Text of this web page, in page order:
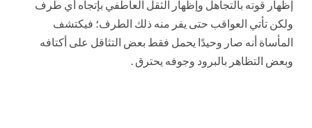
إظهار قوته بالتجاهل وإظهار الثقل العاطفي بإتجاه أي طرف
ولكن تأتي العواقب حتى يفر منه ذلك الطرف؛ فيكتشف
المأساة أنه صار وحيدًا يحمل فقط بعض التثاقل على أكتافه
وبعض التظاهر بالبرود وجوفه يحترق .